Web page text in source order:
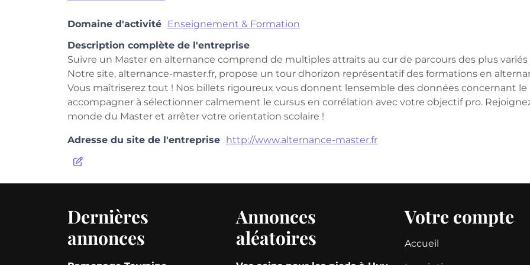
Domaine d'activité Enseignement & Formation
Description complète de l'entreprise
Suivre un Master en alternance comprend de multiples attraits au cur de parcours des plus
Notre site, alternance-master.fr, propose un tour dhorizon représentatif des formations en
Vous maîtriserez tout ! Nos billets rigoureux vous donnent lensemble des données concernant
accompagner à sélectionner calmement le cursus en corrélation avec votre objectif pro.
monde du Master et arrêter votre orientation scolaire !
Adresse du site de l'entreprise http://www.alternance-master.fr
Dernières
annonces
Annonces
aléatoires
Votre compte
Accueil